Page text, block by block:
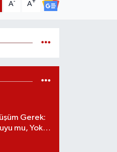
A- A+
Gerek:
mu, Yoksa